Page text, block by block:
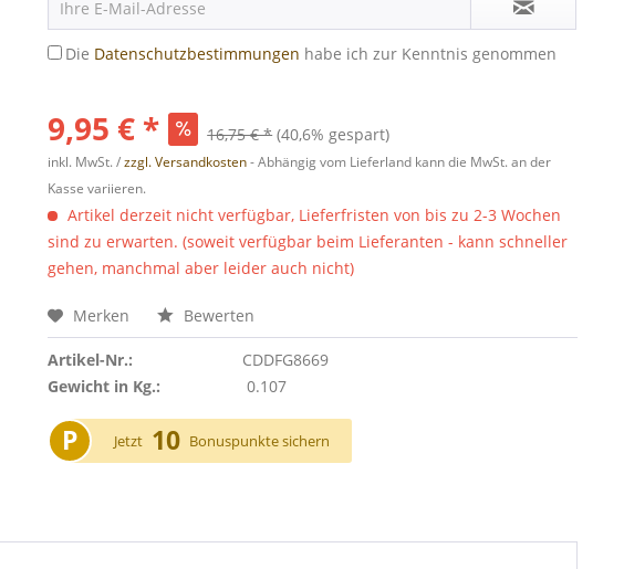
Die Datenschutzbestimmungen habe ich zur Kenntnis genommen
9,95 € * 16,75 € * (40,6% gespart)
inkl. MwSt. /zzgl. Versandkosten- Abhängig vom Lieferland kann die MwSt. an der
Kasse variieren.
Artikel derzeit nicht verfügbar, Lieferfristen von bis zu 2-3 Wochen
sind zu erwarten. (soweit verfügbar beim Lieferanten - kann schneller
gehen, manchmal aber leider auch nicht)
Merken Bewerten
Artikel-Nr.:
CDDFG8669
Gewicht in Kg.:
0.107
P Jetzt 10 Bonuspunkte sichern